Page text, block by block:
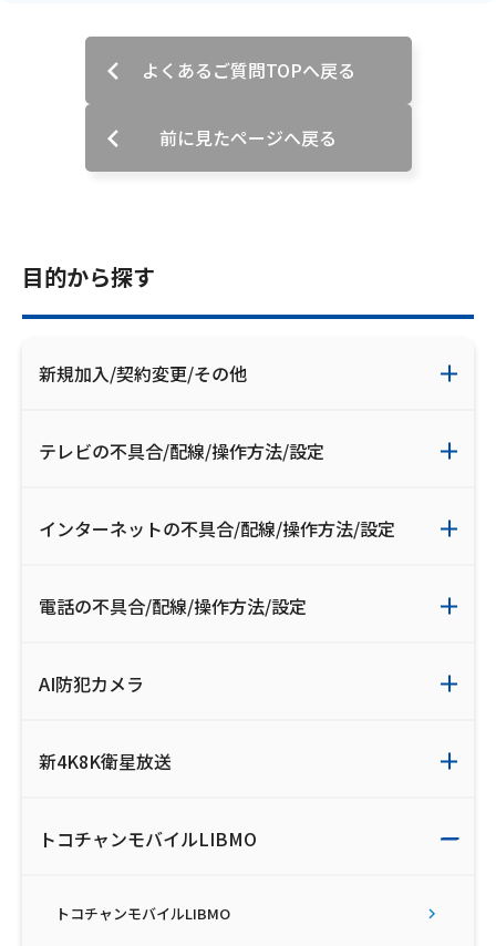
対応エリア よくあるご質問
パンフレット・チラシ
会社案内
お知らせ
目的から探す
新規加入/契約変更/その他
テレビの不具合/配線/操作方法/設定
インターネットの不具合/配線/操作方法/設定
電話の不具合/配線/操作方法/設定
AI防犯カメラ
新4K8K衛星放送
トコチャンモバイルLIBMO
トコチャンモバイルLIBMO
よくあるご質問TOPへ戻る
前に見たページへ戻る